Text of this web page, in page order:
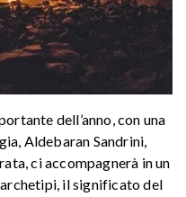
dell’anno, con una
Aldebaran Sandrini,
ci accompagnerà in un
il significato del